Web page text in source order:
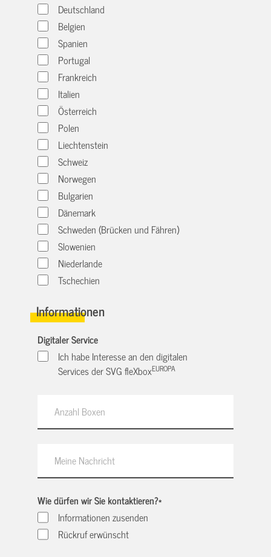
Deutschland
Belgien
Spanien
Portugal
Frankreich
Italien
Österreich
Polen
Liechtenstein
Schweiz
Norwegen
Bulgarien
Dänemark
Schweden (Brücken und Fähren)
Slowenien
Niederlande
Tschechien
Informationen
Digitaler Service
Ich habe Interesse an den digitalen
Services der SVG fleXboxEUROPA
Wie dürfen wir Sie kontaktieren?*
Informationen zusenden
Rückruf erwünscht